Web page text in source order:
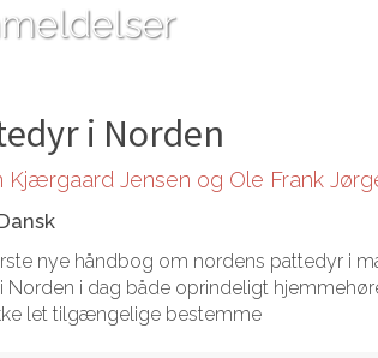
i Norden
Kjærgaard Jensen og Ole Frank
nye håndbog om nordens pattedyr i
Norden i dag både oprindeligt
let tilgængelige bestemme